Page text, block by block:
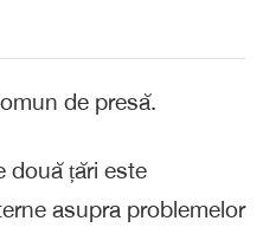
de presă.
două țări este
asupra problemelor